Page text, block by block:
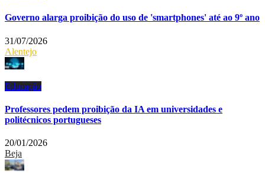
Governo alarga proibição do uso de 'smartphones' até ao 9º ano
31/07/2026
Alentejo
Educação
Professores pedem proibição da IA em universidades e
politécnicos portugueses
20/01/2026
Beja